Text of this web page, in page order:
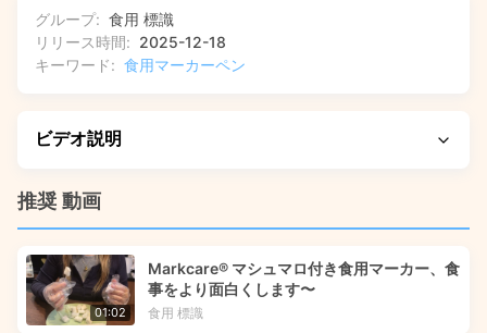
グループ: 食用 標識
リリース時間: 2025-12-18
キーワード: 食用マーカーペン
ビデオ説明
最も重要な機能と実際の使用結果を紹介しますので、ご期待
どに色鮮やかで食品に安全な装飾を作成する方法を示しま
す。これらの多用途マーカーをプロおよび DIY のフード ア
ートに適用する手順を段階的に説明します。
推奨 動画
01:02
Markcare® マシュマロ付き食用マーカー、食
事をより面白くします〜
食用 標識